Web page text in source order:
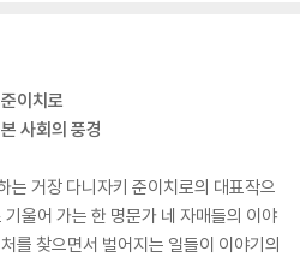
이치로
사회의 풍경
는 거장 다니자키 준이치로의 대표작으
울어 가는 한 명문가 네 자매들의 이야
를 찾으면서 벌어지는 일들이 이야기의